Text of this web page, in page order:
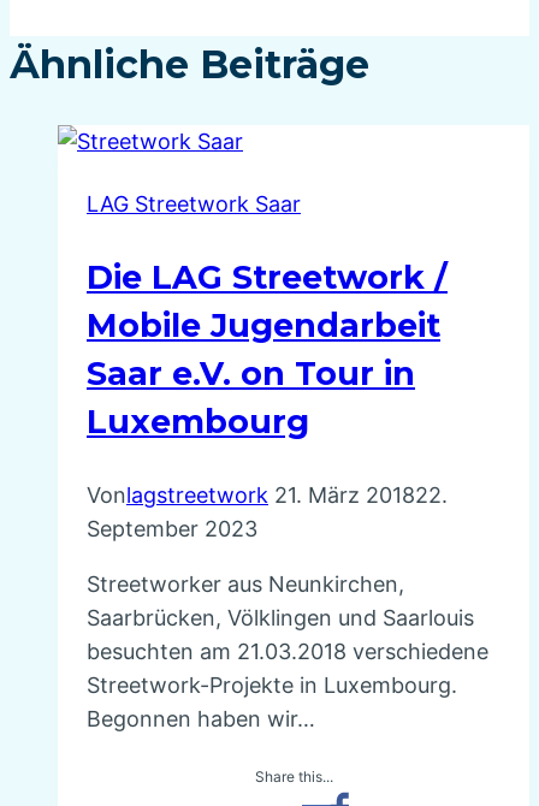
Ähnliche Beiträge
LAG Streetwork Saar
Die LAG Streetwork /
Mobile Jugendarbeit
Saar e.V. on Tour in
Luxembourg
Vonlagstreetwork 21. März 201822.
September 2023
Streetworker aus Neunkirchen,
Saarbrücken, Völklingen und Saarlouis
besuchten am 21.03.2018 verschiedene
Streetwork-Projekte in Luxembourg.
Begonnen haben wir…
Share this...